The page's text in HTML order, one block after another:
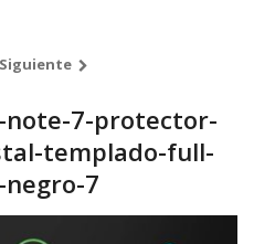
7-protector-
templado-full-
7